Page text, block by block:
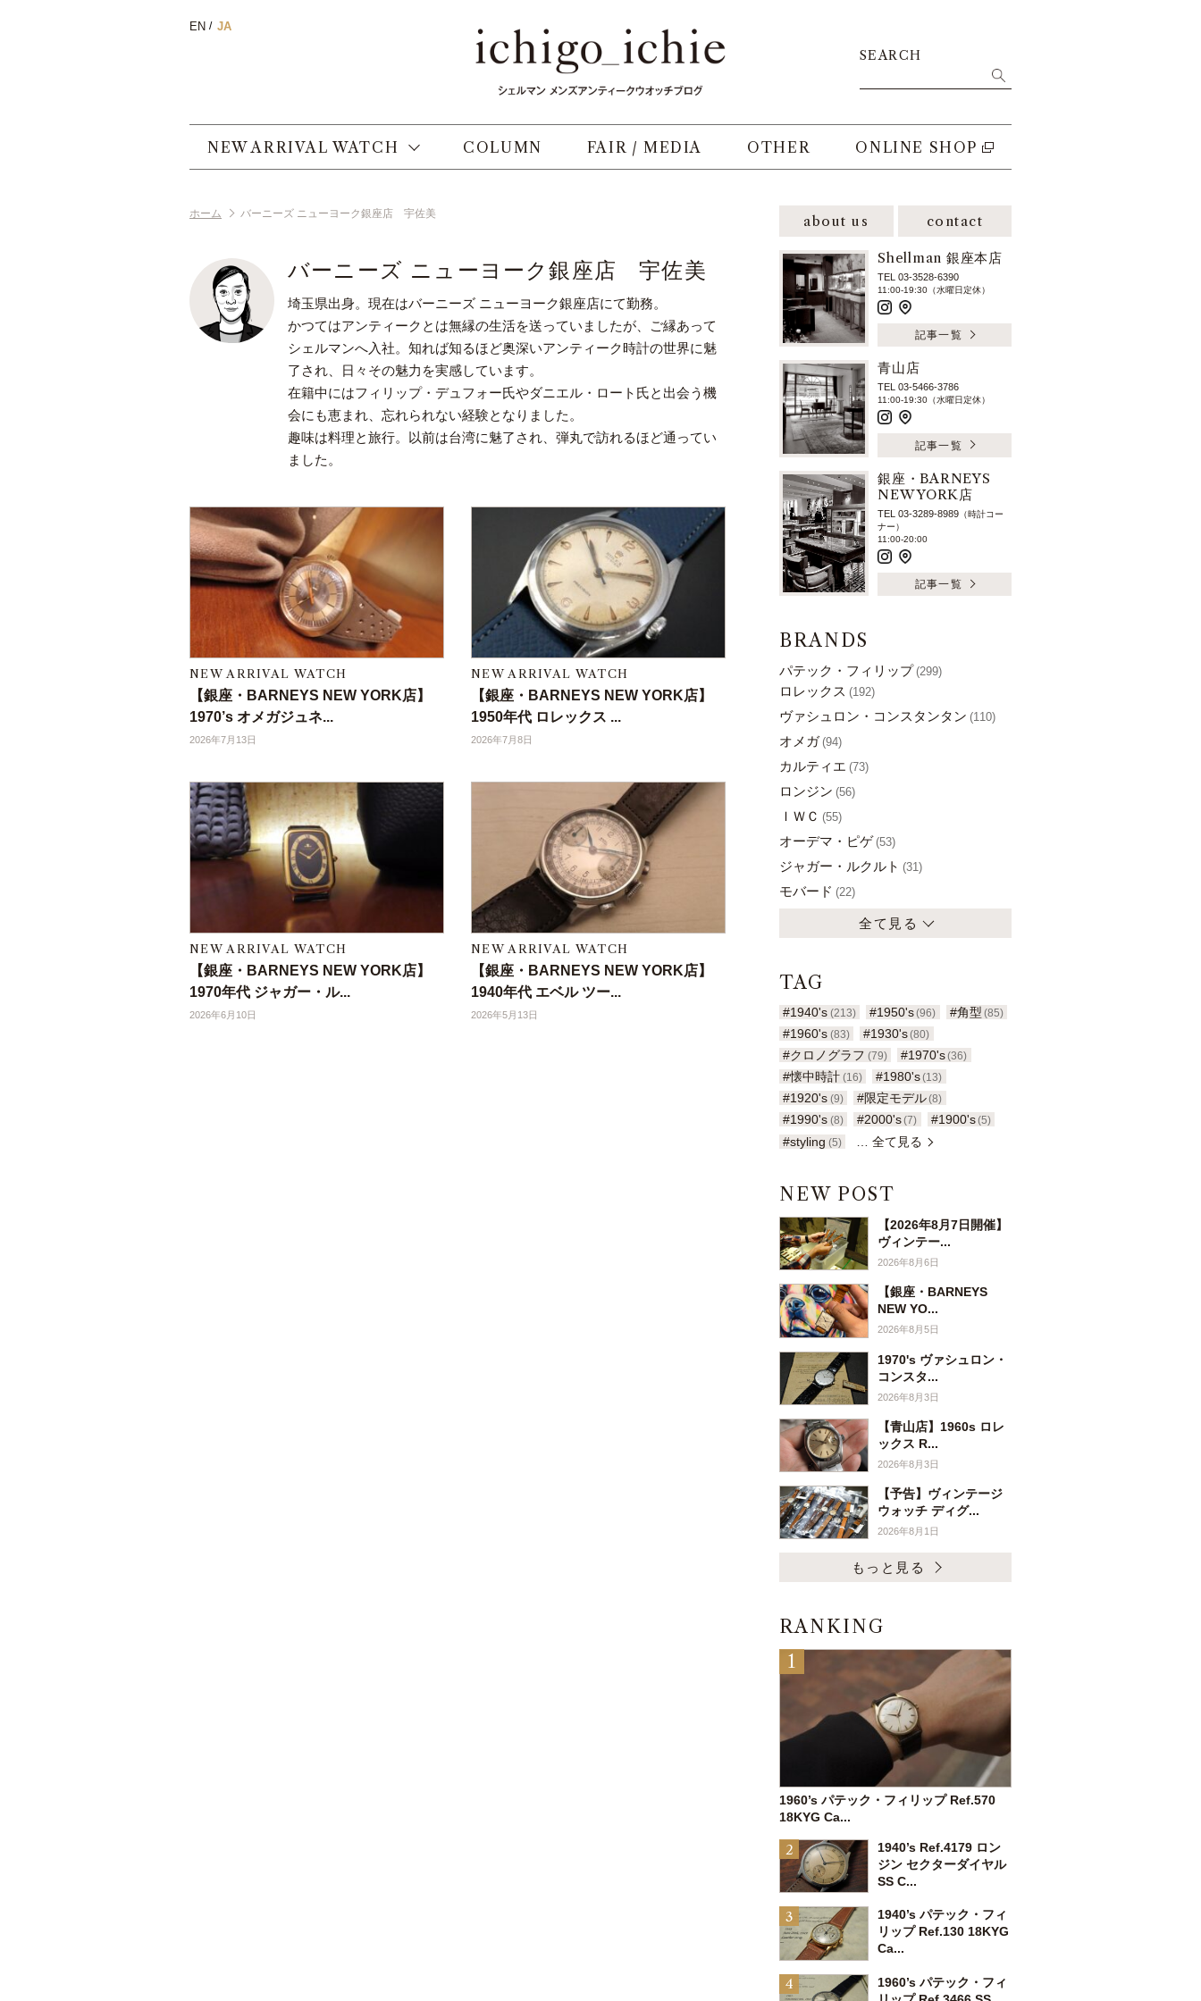
SEARCH
NEW ARRIVAL WATCH COLUMN FAIR / MEDIA OTHER ONLINE SHOP
ホーム バーニーズ ニューヨーク銀座店 宇佐美
バーニーズ ニューヨーク銀座店 宇佐美
埼玉県出身。現在はバーニーズ ニューヨーク銀座店にて勤務。
かつてはアンティークとは無縁の生活を送っていましたが、ご縁あって
シェルマンへ入社。知れば知るほど奥深いアンティーク時計の世界に魅
了され、日々その魅力を実感しています。
在籍中にはフィリップ・デュフォー氏やダニエル・ロート氏と出会う機
会にも恵まれ、忘れられない経験となりました。
趣味は料理と旅行。以前は台湾に魅了され、弾丸で訪れるほど通ってい
ました。
NEW ARRIVAL WATCH
【銀座・BARNEYS NEW YORK店】
1970’s オメガジュネ...
2026年7月13日
NEW ARRIVAL WATCH
【銀座・BARNEYS NEW YORK店】
1950年代 ロレックス ...
2026年7月8日
NEW ARRIVAL WATCH
【銀座・BARNEYS NEW YORK店】
1970年代 ジャガー・ル...
2026年6月10日
NEW ARRIVAL WATCH
【銀座・BARNEYS NEW YORK店】
1940年代 エベル ツー...
2026年5月13日
about us contact
Shellman 銀座本店
TEL 03-3528-6390
11:00-19:30（水曜日定休）
記事一覧
青山店
TEL 03-5466-3786
11:00-19:30（水曜日定休）
記事一覧
銀座・BARNEYS
NEW YORK店
TEL 03-3289-8989 （時計コー
ナー）
11:00-20:00
記事一覧
BRANDS
パテック・フィリップ (299)
ロレックス (192)
ヴァシュロン・コンスタンタン (110)
オメガ (94)
カルティエ (73)
ロンジン (56)
ＩＷＣ (55)
オーデマ・ピゲ (53)
ジャガー・ルクルト (31)
モバード (22)
全て見る
TAG
#1940's (213) #1950's(96) #角型 (85)
#1960's (83) #1930's(80)
#クロノグラフ (79) #1970's(36)
#懐中時計 (16) #1980's(13)
#1920's (9) #限定モデル(8)
#1990's (8) #2000's(7) #1900's(5)
#styling (5) … 全て見る
NEW POST
【2026年8月7日開催】
ヴィンテー...
2026年8月6日
【銀座・BARNEYS
NEW YO...
2026年8月5日
1970's ヴァシュロン・
コンスタ...
2026年8月3日
【青山店】1960s ロレ
ックス R...
2026年8月3日
【予告】ヴィンテージ
ウォッチ ディグ...
2026年8月1日
もっと見る
RANKING
1960’s パテック・フィリップ Ref.570
18KYG Ca...
1940’s Ref.4179 ロン
ジン セクターダイヤル
SS C...
1940’s パテック・フィ
リップ Ref.130 18KYG
Ca...
1960’s パテック・フィ
EN JA